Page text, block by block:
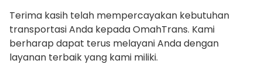
Terima kasih telah mempercayakan kebutuhan
transportasi Anda kepada OmahTrans. Kami
berharap dapat terus melayani Anda dengan
layanan terbaik yang kami miliki.